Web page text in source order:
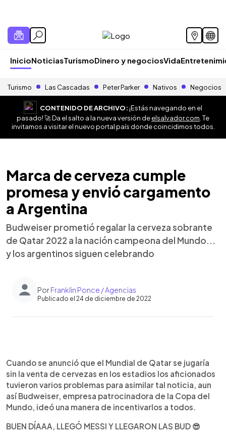
InicioNoticiasTurismoDinero y negociosVida
Turismo Las Cascadas Peter Parker Nativos Negocios
CONTENIDO DE ARCHIVO:¡Estás navegando en el
pasado! 🚀 Da el salto a la nueva versión deelsalvador.com . Te
invitamos a visitar el nuevo portal país donde coincidimos todos.
Marca de cerveza cumple
promesa y envió cargamento
a Argentina
Budweiser prometió regalar la cerveza sobrante
de Qatar 2022 a la nación campeona del Mundo...
y los argentinos siguen celebrando
PorFranklin Ponce / Agencias
Publicado el 24 de diciembre de 2022
► Escuchar artículo
Cuando se anunció que el Mundial de Qatar se jugaría
sin la venta de cervezas en los estadios los aficionados
tuvieron varios problemas para asimilar tal noticia, aun
así Budweiser, empresa patrocinadora de la Copa del
Mundo, ideó una manera de incentivarlos a todos.
BUEN DÍAAA, LLEGÓ MESSI Y LLEGARON LAS BUD 😎